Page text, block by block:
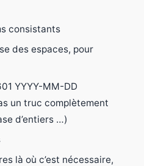
consistants
des espaces, pour
YYYY-MM-DD
un truc complètement
d’entiers …)
là où c’est nécessaire,